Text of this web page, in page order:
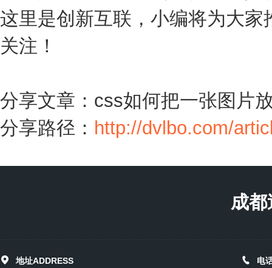
这里是创新互联，小编将为大
关注！
分享文章：css如何把一张图片
分享路径： http://dvlbo.com/
成
 地址ADDRESS  电